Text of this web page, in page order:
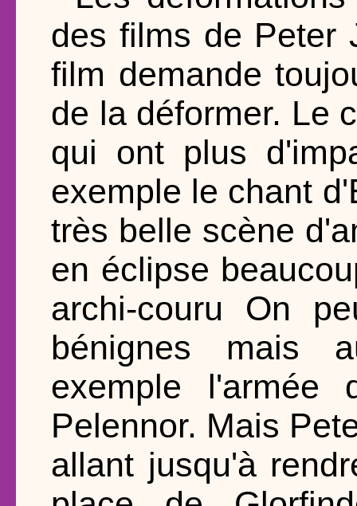
des films de Peter
film demande
de la déformer. Le
qui ont plus
exemple le chant
très belle scène
en éclipse
archi-couru On
bénignes mais
exemple l'armée
Pelennor. Mais
allant jusqu'à